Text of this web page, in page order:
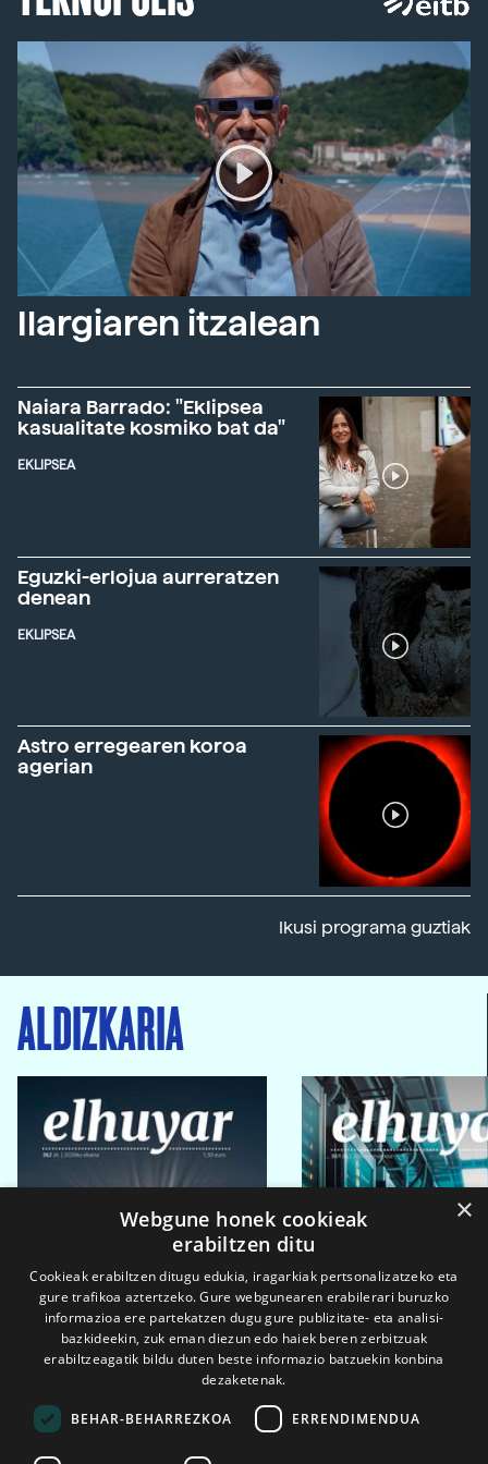
Ilargiaren itzalean
Naiara Barrado: "Eklipsea
kasualitate kosmiko bat da"
EKLIPSEA
Eguzki-erlojua aurreratzen
denean
EKLIPSEA
Astro erregearen koroa
agerian
Ikusi programa guztiak
ALDIZKARIA
×
Webgune honek cookieak
erabiltzen ditu
Cookieak erabiltzen ditugu edukia, iragarkiak pertsonalizatzeko eta
gure trafikoa aztertzeko. Gure webgunearen erabilerari buruzko
informazioa ere partekatzen dugu gure publizitate- eta analisi-
bazkideekin, zuk eman diezun edo haiek beren zerbitzuak
erabiltzeagatik bildu duten beste informazio batzuekin konbina
dezaketenak.
BEHAR-BEHARREZKOA ERRENDIMENDUA